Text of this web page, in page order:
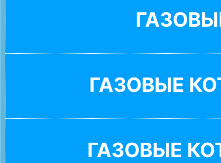
ГАЗОВЫЕ
ГАЗОВЫЕ